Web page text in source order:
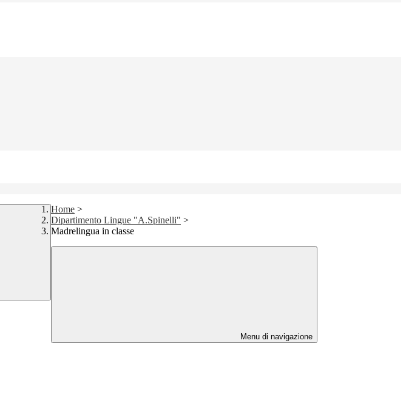
Home >
Dipartimento Lingue "A.Spinelli" >
Madrelingua in classe
Menu di navigazione